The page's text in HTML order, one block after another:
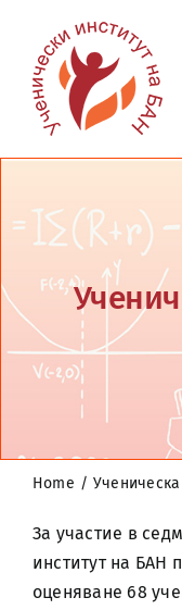
content
Home
За участие в
институт на БАН
оценяване 68